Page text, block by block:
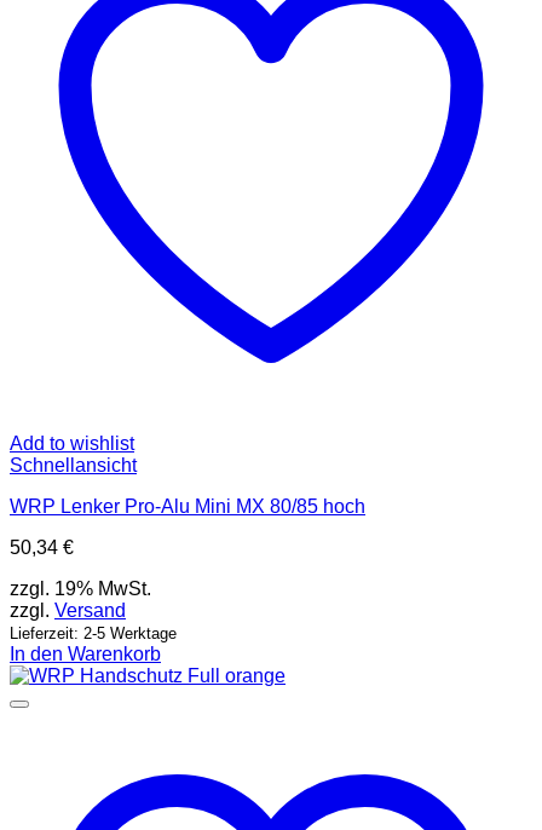
Add to wishlist
Schnellansicht
WRP Lenker Pro-Alu Mini MX 80/85 hoch
50,34 €
zzgl. 19% MwSt.
zzgl. Versand
Lieferzeit: 2-5 Werktage
In den Warenkorb